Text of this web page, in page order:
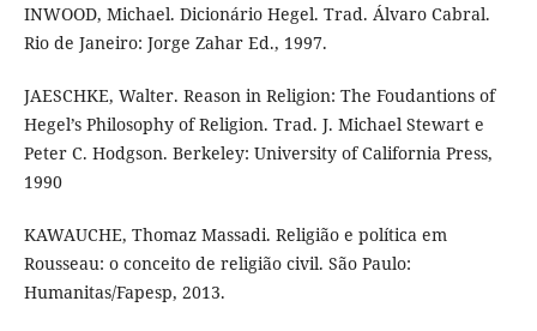
INWOOD, Michael. Dicionário Hegel. Trad. Álvaro Cabral.
Rio de Janeiro: Jorge Zahar Ed., 1997.
JAESCHKE, Walter. Reason in Religion: The Foudantions of
Hegel’s Philosophy of Religion. Trad. J. Michael Stewart e
Peter C. Hodgson. Berkeley: University of California Press,
1990
KAWAUCHE, Thomaz Massadi. Religião e política em
Rousseau: o conceito de religião civil. São Paulo:
Humanitas/Fapesp, 2013.